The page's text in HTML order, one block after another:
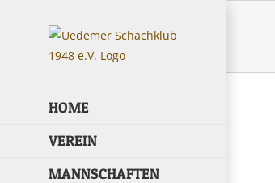
HOME
VEREIN
MANNSCHAFTEN